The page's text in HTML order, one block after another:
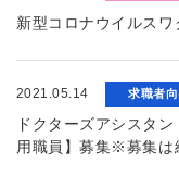
新型コロナウイルス
2021.05.14 求職者
ドクターズアシスタ
用職員】募集※募集は